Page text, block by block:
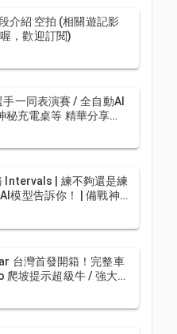
介紹 空拍 (相關遊記影
，歡迎訂閱)
一同表演賽 / 全自動AI
充電桌等 精華分享
Intervals | 練不夠還是練
模型告訴你！ | 備戰神器
台灣首發開箱！完整車
坡提示超級牛 / 強大續